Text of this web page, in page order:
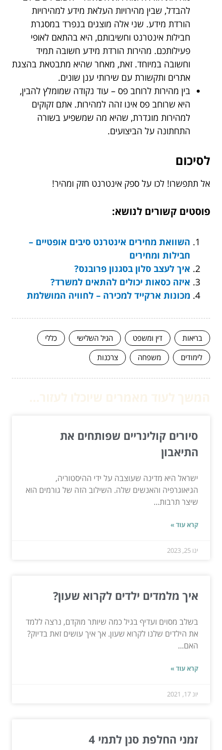
להבדל, שבין מהירויות העלאת מידע למהירויות
הורדת מידע. שני אלה מוצגים בנפרד במסגרת
חבילות אינטרנט וחשיבותם, היא בהתאם לאופי
פעילותכם. מהירות הורדת מידע חשובה תמיד
וחשובה במיוחד. זאת, מאחר שהיא מתבטאת בהצגת
אתרים ותקשורת עם שירותי ענן שונים.
בין מהירות לרוחב פס – עוד נקודה שמומלץ להבין,
היא שרוחב פס אינו זהה למהירות. אתם זקוקים
למהירות מוגדרת, שהיא מה שמשפיע בשורה
התחתונה על הביצועים.
לסיכום
אל תתפשרו! לכו על ספק אינטרנט חזק ומהיר!
פוסטים קשורים לנושא:
השוואת מחירים אינטרנט סיבים אופטיים –
חבילות ומחירים
איך לעצב סלון בסגנון פרובנס?
איזה כסאות יכולים להתאים למשרד?
מכונות ארקייד למכירה – לחוויה המושלמת
בריאות דין ומשפט הגיל השלישי
כללי
לימודים
משפחה צרכנות
סיורים קולינריים שפותחים את
התיאבון
ישראל היא מדינה שעוצבה על ידי ההיסטוריה,
הגיאוגרפיה והאנשים שלה. השילוב הזה של גורמים הוא
שיצר תרבות...
קרא עוד »
ינו 25, 2023
איך מלמדים ילדים לקרוא שעון?
בשלב מסוים ועדיף בגיל כמה שיותר מוקדם, נרצה ללמד
את הילדים שלנו לקרוא שעון. אך איך עושים זאת בדיוק?
האם...
קרא עוד »
יונ 17, 2021
זמני החלפת סנן לתמי 4